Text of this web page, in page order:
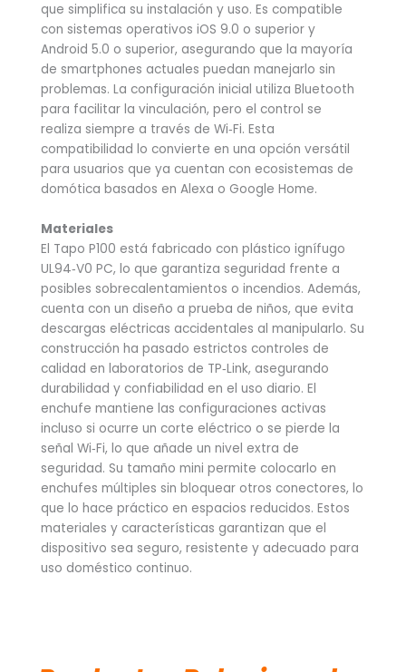
que simplifica su instalación y uso. Es compatible
con sistemas operativos iOS 9.0 o superior y
Android 5.0 o superior, asegurando que la mayoría
de smartphones actuales puedan manejarlo sin
problemas. La configuración inicial utiliza Bluetooth
para facilitar la vinculación, pero el control se
realiza siempre a través de Wi‑Fi. Esta
compatibilidad lo convierte en una opción versátil
para usuarios que ya cuentan con ecosistemas de
domótica basados en Alexa o Google Home.
Materiales
El Tapo P100 está fabricado con plástico ignífugo
UL94‑V0 PC, lo que garantiza seguridad frente a
posibles sobrecalentamientos o incendios. Además,
cuenta con un diseño a prueba de niños, que evita
descargas eléctricas accidentales al manipularlo. Su
construcción ha pasado estrictos controles de
calidad en laboratorios de TP‑Link, asegurando
durabilidad y confiabilidad en el uso diario. El
enchufe mantiene las configuraciones activas
incluso si ocurre un corte eléctrico o se pierde la
señal Wi‑Fi, lo que añade un nivel extra de
seguridad. Su tamaño mini permite colocarlo en
enchufes múltiples sin bloquear otros conectores, lo
que lo hace práctico en espacios reducidos. Estos
materiales y características garantizan que el
dispositivo sea seguro, resistente y adecuado para
uso doméstico continuo.